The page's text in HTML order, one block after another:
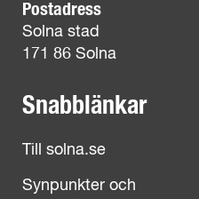
Postadress
Solna stad
171 86 Solna
Snabblänkar
Till solna.se
Synpunkter och